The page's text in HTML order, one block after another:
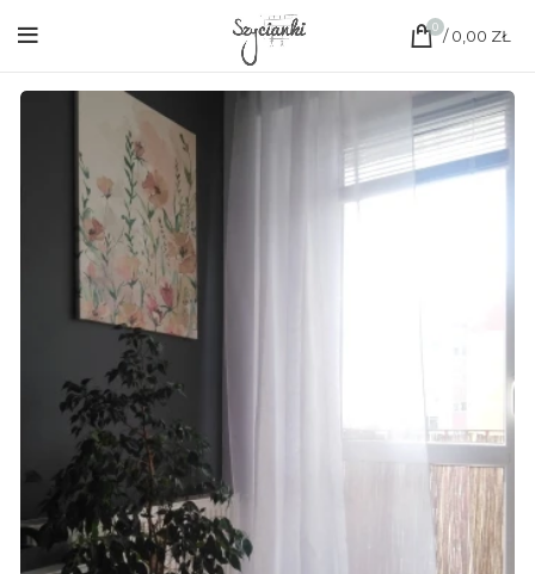
0 / 0,00 ZŁ